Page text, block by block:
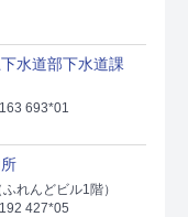
水道部下水道課
693*01
れんどビル1階）
427*05